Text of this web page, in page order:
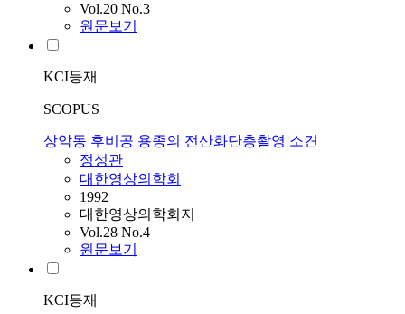
Vol.20 No.3
원문보기
KCI등재
SCOPUS
상악동 후비공 용종의 전산화단층촬영 소견
정성관
대한영상의학회
1992
대한영상의학회지
Vol.28 No.4
원문보기
KCI등재